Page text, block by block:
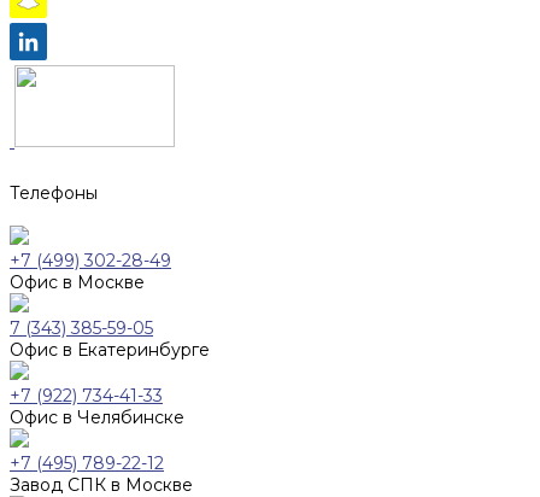
Телефоны
+7 (499) 302-28-49
Офис в Москве
7 (343) 385-59-05
Офис в Екатеринбурге
+7 (922) 734-41-33
Офис в Челябинске
+7 (495) 789-22-12
Завод СПК в Москве